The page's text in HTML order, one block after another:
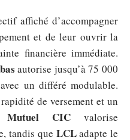
affiché d’accompagner
et de leur ouvrir la
financière immédiate.
autorise jusqu’à 75 000
un différé modulable.
de versement et un
Mutuel CICvalorise
tandis que LCLadapte le